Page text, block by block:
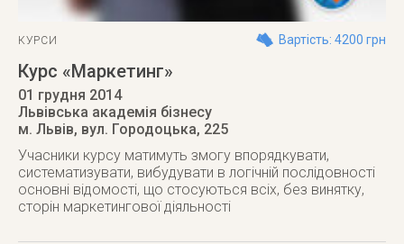
КУРСИ Вартість: 4200 грн
Курс «Маркетинг»
01 грудня 2014
Львівська академія бізнесу
м. Львів, вул. Городоцька, 225
Учасники курсу матимуть змогу впорядкувати,
систематизувати, вибудувати в логічній послідовності
основні відомості, що стосуються всіх, без винятку,
сторін маркетингової діяльності